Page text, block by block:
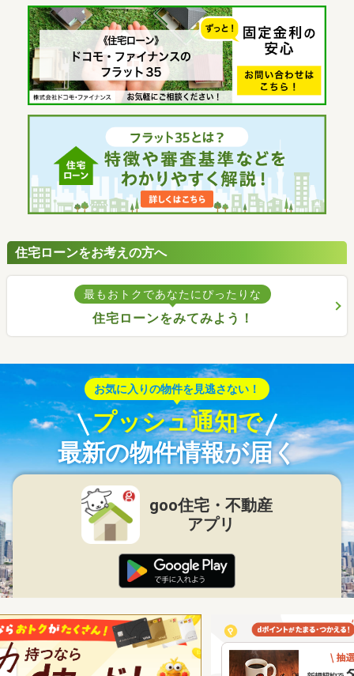
住宅ローンをお考えの方へ
最もおトクであなたにぴったりな
住宅ローンをみてみよう！
お気に入りの物件を見逃さない！
プッシュ通知で
最新の物件情報が届く
goo住宅・不動産
アプリ